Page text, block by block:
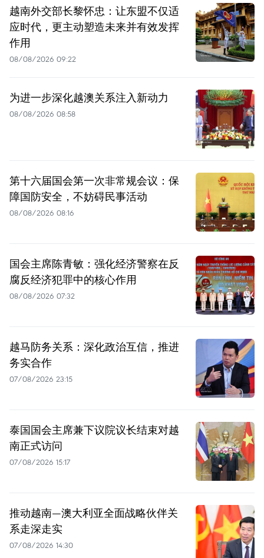
越南外交部长黎怀忠：让东盟不仅适
应时代，更主动塑造未来并有效发挥
作用
08/08/2026 09:22
为进一步深化越澳关系注入新动力
08/08/2026 08:58
第十六届国会第一次非常规会议：保
障国防安全，不妨碍民事活动
08/08/2026 08:16
国会主席陈青敏：强化经济警察在反
腐反经济犯罪中的核心作用
08/08/2026 07:32
越马防务关系：深化政治互信，推进
务实合作
07/08/2026 23:15
泰国国会主席兼下议院议长结束对越
南正式访问
07/08/2026 15:17
推动越南—澳大利亚全面战略伙伴关
系走深走实
07/08/2026 14:30